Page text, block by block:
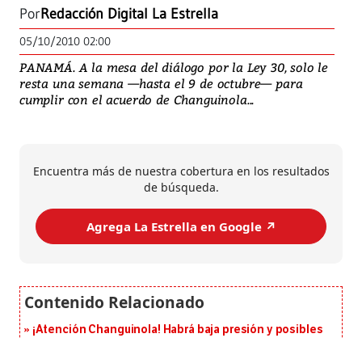
PorRedacción Digital La Estrella
05/10/2010 02:00
PANAMÁ. A la mesa del diálogo por la Ley 30, solo le
resta una semana —hasta el 9 de octubre— para
cumplir con el acuerdo de Changuinola...
Encuentra más de nuestra cobertura en los resultados
de búsqueda.
Agrega La Estrella en Google ↗️
¡Atención Changuinola! Habrá baja presión y posibles